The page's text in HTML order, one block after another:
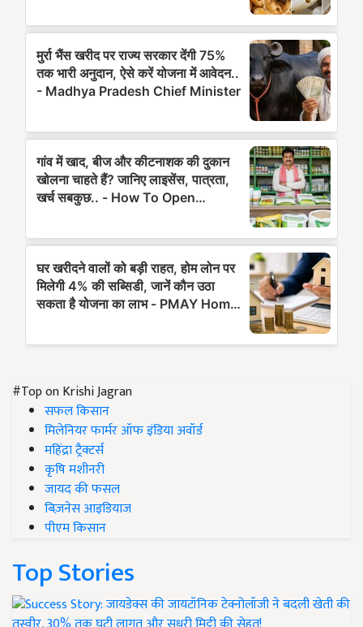
#Top on Krishi Jagran
सफल किसान
मिलेनियर फार्मर ऑफ इंडिया अवॉर्ड
महिंद्रा ट्रैक्टर्स
कृषि मशीनरी
जायद की फसल
बिज़नेस आइडियाज
पीएम किसान
Top Stories